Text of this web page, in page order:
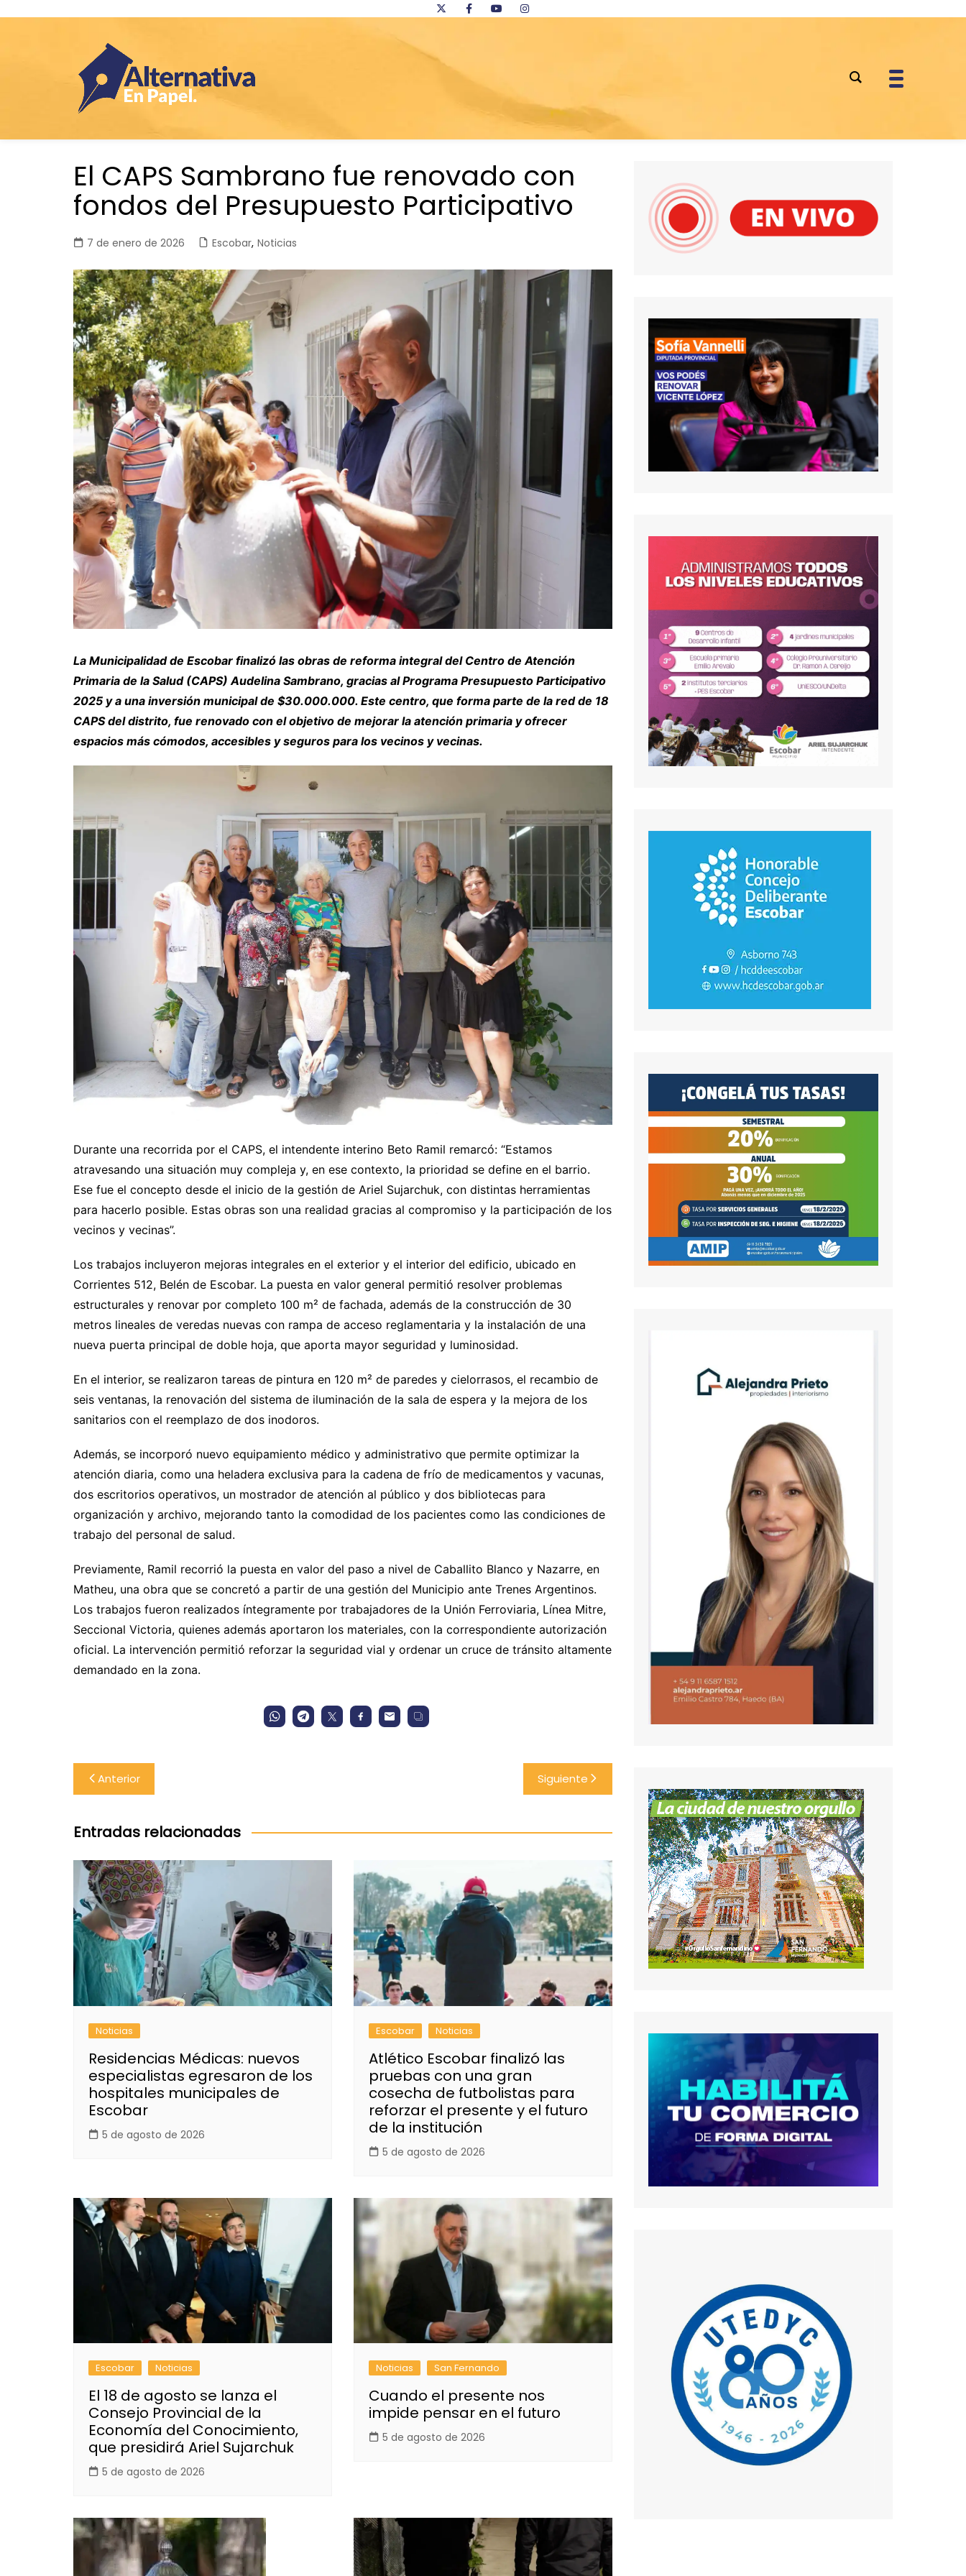
El CAPS Sambrano fue renovado con
fondos del Presupuesto Participativo
7 de enero de 2026 Escobar, Noticias
La Municipalidad de Escobar finalizó las obras de reforma integral del Centro de Atención
Primaria de la Salud (CAPS) Audelina Sambrano, gracias al Programa Presupuesto Participativo
2025 y a una inversión municipal de $30.000.000. Este centro, que forma parte de la red de 18
CAPS del distrito, fue renovado con el objetivo de mejorar la atención primaria y ofrecer
espacios más cómodos, accesibles y seguros para los vecinos y vecinas.
Durante una recorrida por el CAPS, el intendente interino Beto Ramil remarcó: “Estamos
atravesando una situación muy compleja y, en ese contexto, la prioridad se define en el barrio.
Ese fue el concepto desde el inicio de la gestión de Ariel Sujarchuk, con distintas herramientas
para hacerlo posible. Estas obras son una realidad gracias al compromiso y la participación de los
vecinos y vecinas”.
Los trabajos incluyeron mejoras integrales en el exterior y el interior del edificio, ubicado en
Corrientes 512, Belén de Escobar. La puesta en valor general permitió resolver problemas
estructurales y renovar por completo 100 m² de fachada, además de la construcción de 30
metros lineales de veredas nuevas con rampa de acceso reglamentaria y la instalación de una
nueva puerta principal de doble hoja, que aporta mayor seguridad y luminosidad.
En el interior, se realizaron tareas de pintura en 120 m² de paredes y cielorrasos, el recambio de
seis ventanas, la renovación del sistema de iluminación de la sala de espera y la mejora de los
sanitarios con el reemplazo de dos inodoros.
Además, se incorporó nuevo equipamiento médico y administrativo que permite optimizar la
atención diaria, como una heladera exclusiva para la cadena de frío de medicamentos y vacunas,
dos escritorios operativos, un mostrador de atención al público y dos bibliotecas para
organización y archivo, mejorando tanto la comodidad de los pacientes como las condiciones de
trabajo del personal de salud.
Previamente, Ramil recorrió la puesta en valor del paso a nivel de Caballito Blanco y Nazarre, en
Matheu, una obra que se concretó a partir de una gestión del Municipio ante Trenes Argentinos.
Los trabajos fueron realizados íntegramente por trabajadores de la Unión Ferroviaria, Línea Mitre,
Seccional Victoria, quienes además aportaron los materiales, con la correspondiente autorización
oficial. La intervención permitió reforzar la seguridad vial y ordenar un cruce de tránsito altamente
demandado en la zona.
Navegación
de
entradas
Anterior Siguiente
Entradas relacionadas
Noticias
Residencias Médicas: nuevos
especialistas egresaron de los
hospitales municipales de
Escobar
5 de agosto de 2026
Escobar Noticias
Atlético Escobar finalizó las
pruebas con una gran
cosecha de futbolistas para
reforzar el presente y el futuro
de la institución
5 de agosto de 2026
Escobar Noticias
El 18 de agosto se lanza el
Consejo Provincial de la
Economía del Conocimiento,
que presidirá Ariel Sujarchuk
5 de agosto de 2026
Noticias San Fernando
Cuando el presente nos
impide pensar en el futuro
5 de agosto de 2026